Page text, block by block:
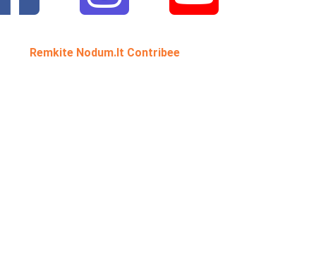
Remkite Nodum.lt Contribee